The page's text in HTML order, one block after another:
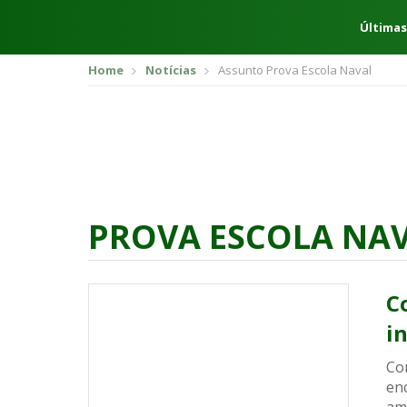
Home Notícias Assunto Prova Escola Naval
PROVA ESCOLA